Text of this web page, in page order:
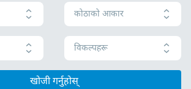
कोठाको आकार
विकल्पहरू
खोजी गर्नुहोस्